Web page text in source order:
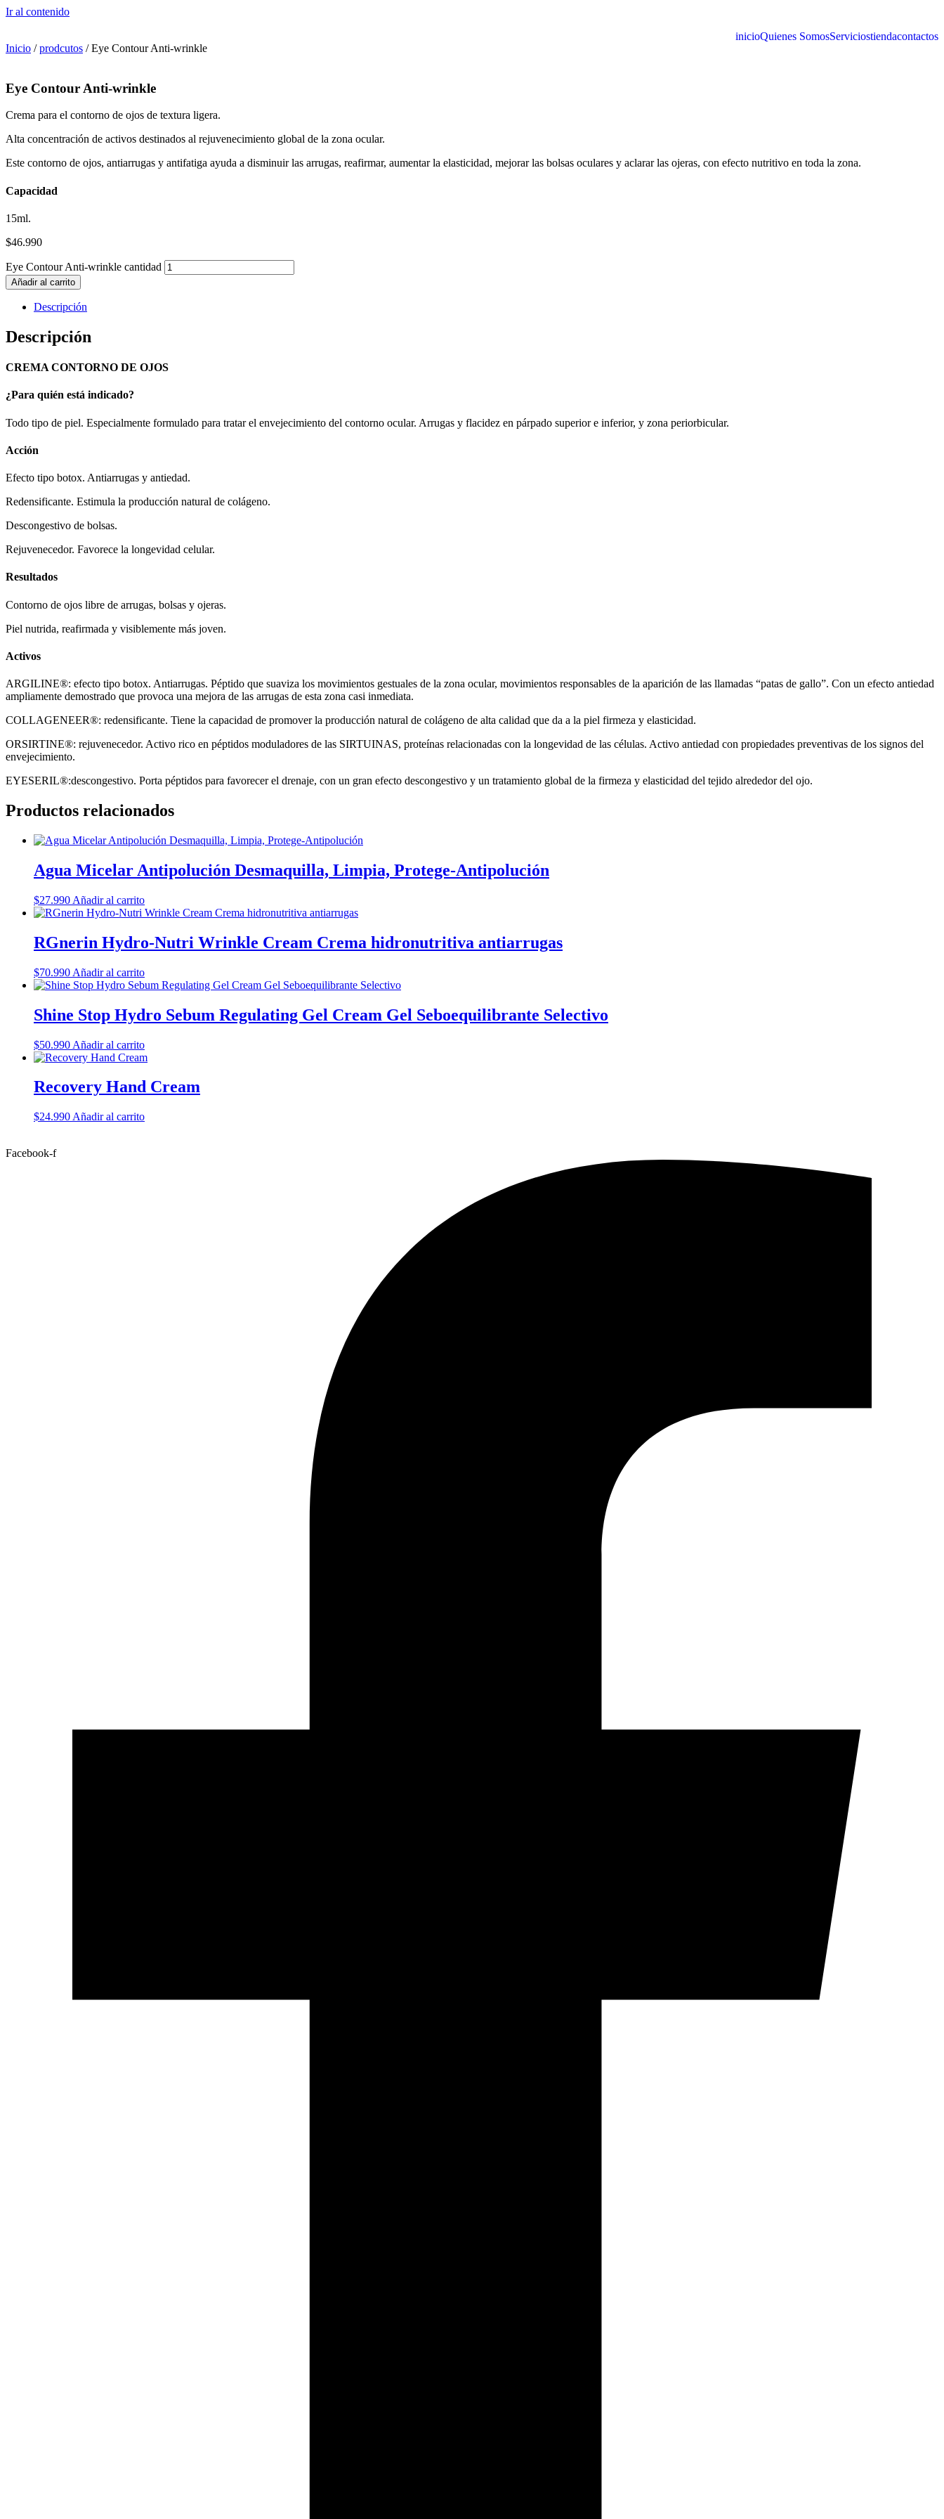
Ir al contenido
inicioQuienes SomosServiciostiendacontactos
Inicio /prodcutos / Eye Contour Anti-wrinkle
Eye Contour Anti-wrinkle
Crema para el contorno de ojos de textura ligera.
Alta concentración de activos destinados al rejuvenecimiento global de la zona ocular.
Este contorno de ojos, antiarrugas y antifatiga ayuda a disminuir las arrugas, reafirmar, aumentar la elasticidad, mejorar las bolsas oculares y aclarar las ojeras, con efecto nutritivo en toda la zona.
Capacidad
15ml.
$46.990
Eye Contour Anti-wrinkle cantidad
Añadir al carrito
Descripción
Descripción
CREMA CONTORNO DE OJOS
¿Para quién está indicado?
Todo tipo de piel. Especialmente formulado para tratar el envejecimiento del contorno ocular. Arrugas y flacidez en párpado superior e inferior, y zona periorbicular.
Acción
Efecto tipo botox. Antiarrugas y antiedad.
Redensificante. Estimula la producción natural de colágeno.
Descongestivo de bolsas.
Rejuvenecedor. Favorece la longevidad celular.
Resultados
Contorno de ojos libre de arrugas, bolsas y ojeras.
Piel nutrida, reafirmada y visiblemente más joven.
Activos
ARGILINE®: efecto tipo botox. Antiarrugas. Péptido que suaviza los movimientos gestuales de la zona ocular, movimientos responsables de la aparición de las llamadas “patas de gallo”. Con un efecto antiedad
ampliamente demostrado que provoca una mejora de las arrugas de esta zona casi inmediata.
COLLAGENEER®: redensificante. Tiene la capacidad de promover la producción natural de colágeno de alta calidad que da a la piel firmeza y elasticidad.
ORSIRTINE®: rejuvenecedor. Activo rico en péptidos moduladores de las SIRTUINAS, proteínas relacionadas con la longevidad de las células. Activo antiedad con propiedades preventivas de los signos del
envejecimiento.
EYESERIL®:descongestivo. Porta péptidos para favorecer el drenaje, con un gran efecto descongestivo y un tratamiento global de la firmeza y elasticidad del tejido alrededor del ojo.
Productos relacionados
Agua Micelar Antipolución Desmaquilla, Limpia, Protege-Antipolución
$27.990 Añadir al carrito
RGnerin Hydro-Nutri Wrinkle Cream Crema hidronutritiva antiarrugas
$70.990 Añadir al carrito
Shine Stop Hydro Sebum Regulating Gel Cream Gel Seboequilibrante Selectivo
$50.990 Añadir al carrito
Recovery Hand Cream
$24.990 Añadir al carrito
Facebook-f